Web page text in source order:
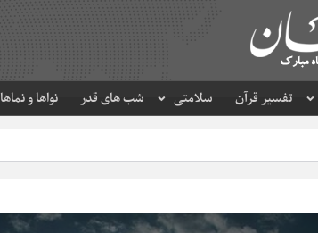
تفسیر قرآن سلامتی شب های قدر نواها و نماها